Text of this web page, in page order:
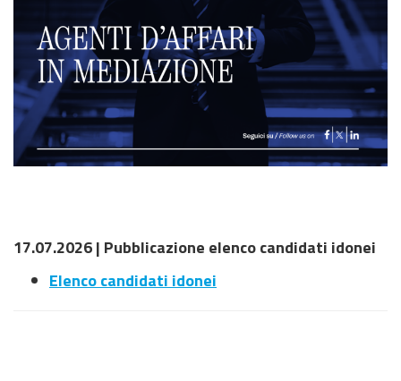
17.07.2026 | Pubblicazione elenco candidati idonei
Elenco candidati idonei